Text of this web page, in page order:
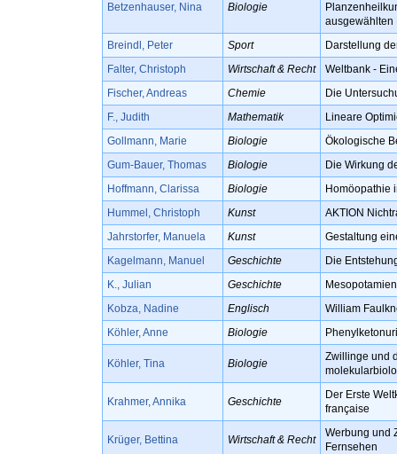
Betzenhauser, Nina Biologie
ausgewählten
Breindl, Peter
Sport
Darstellung
Falter, Christoph
Wirtschaft & Recht
Weltbank -
Fischer, Andreas
Chemie
Die
F., Judith
Mathematik
Lineare
Gollmann, Marie
Biologie
Ökologische
Gum-Bauer, Thomas
Biologie
Die Wirkung
Hoffmann, Clarissa
Biologie
Homöopathie
Hummel, Christoph
Kunst
AKTION
Jahrstorfer, Manuela
Kunst
Gestaltung
Kagelmann, Manuel
Geschichte
Die
K., Julian
Geschichte
Kobza, Nadine
Englisch
William
Köhler, Anne
Biologie
Köhler, Tina Biologie
Zwillinge und
Krahmer, Annika Geschichte
Der Erste
française
Krüger, Bettina Wirtschaft & Recht
Werbung und
Fernsehen